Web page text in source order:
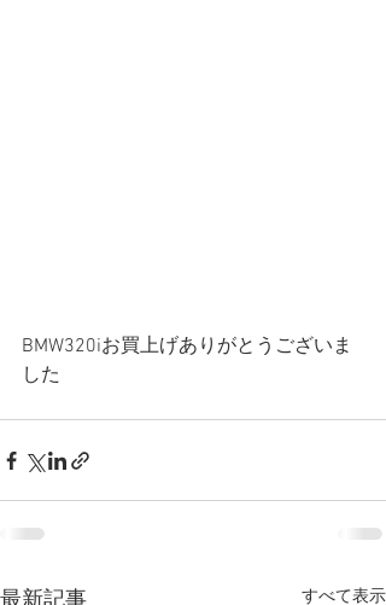
BMW320iお買上げありがとうございま
した
すべて表示